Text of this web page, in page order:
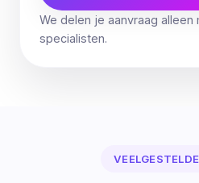
We delen je aanvraag alleen
specialisten.